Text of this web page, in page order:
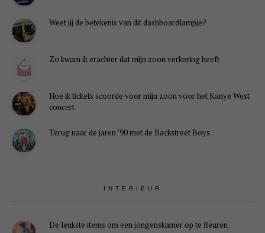
Weet jij de betekenis van dit dashboardlampje?
Zo kwam ik erachter dat mijn zoon verkering heeft
Hoe ik tickets scoorde voor mijn zoon voor het Kanye West
concert
Terug naar de jaren ’90 met de Backstreet Boys
INTERIEUR
De leukste items om een jongenskamer op te fleuren